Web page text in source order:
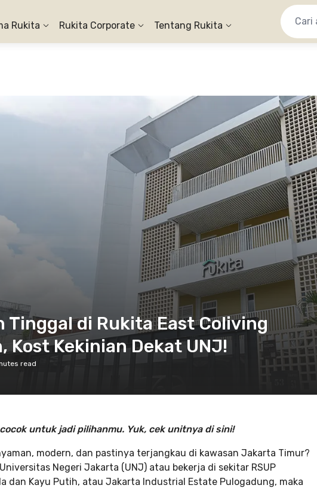
Rukita Rukita Corporate Tentang Rukita
Tinggal di Rukita East Coliving
Kost Kekinian Dekat UNJ!
read
untuk jadi pilihanmu. Yuk, cek unitnya di sini!
modern, dan pastinya terjangkau di kawasan Jakarta Timur?
Negeri Jakarta (UNJ) atau bekerja di sekitar RSUP
dan Kayu Putih, atau Jakarta Industrial Estate Pulogadung, maka